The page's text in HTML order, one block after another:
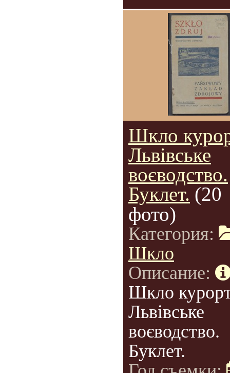
Шкло
Львівське
воєводство.
Буклет. (20
фото)
Категория:
Шкло
Описание:
Шкло
Львівське
воєводство.
Буклет.